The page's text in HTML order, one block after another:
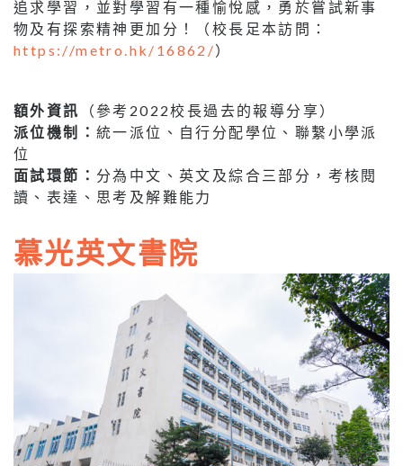
追求學習，並對學習有一種愉悅感，勇於嘗試新事
物及有探索精神更加分！（校長足本訪問：
https://metro.hk/16862/）
額外資訊
（參考2022校長過去的報導分享）
派位機制： 統一派位、自行分配學位、聯繫小學派
位
面試環節： 分為中文、英文及綜合三部分，考核閱
讀、表達、思考及解難能力
慕光英文書院